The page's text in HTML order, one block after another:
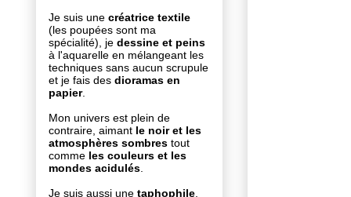
Je suis une créatrice textile
(les poupées sont ma
spécialité), je dessine et peins
à l'aquarelle en mélangeant les
techniques sans aucun scrupule
et je fais des dioramas en
papier.
Mon univers est plein de
contraire, aimant le noir et les
atmosphères sombres tout
comme les couleurs et les
mondes acidulés
Je suis aussi une taphophile